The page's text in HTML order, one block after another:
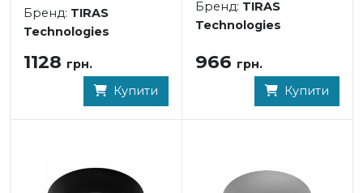
Бренд: TIRAS
Technologies
1128 грн.
Купити
Бренд: TIRAS
Technologies
966 грн.
Купити